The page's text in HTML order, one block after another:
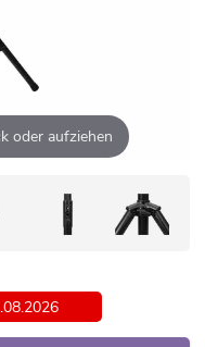
oder aufziehen